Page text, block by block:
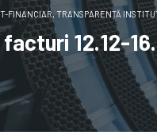
FINANCIAR,TRANSPARENȚĂ
12.12-